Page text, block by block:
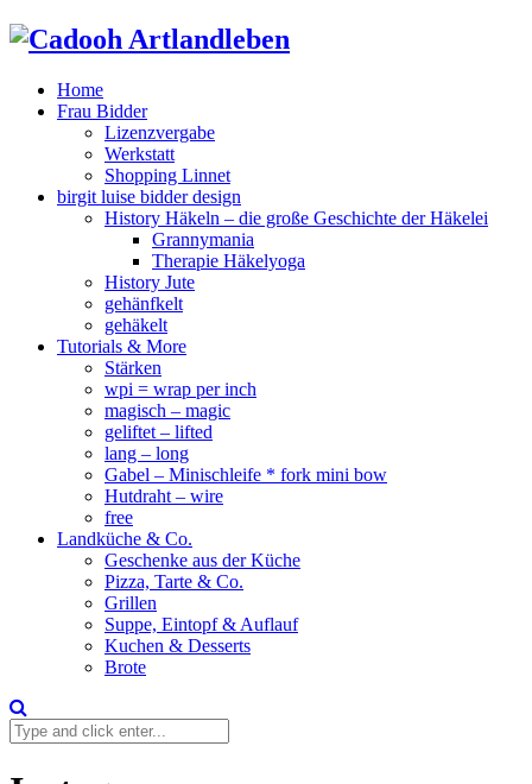
Home
Frau Bidder
Lizenzvergabe
Werkstatt
Shopping Linnet
birgit luise bidder design
History Häkeln – die große Geschichte der Häkelei
Grannymania
Therapie Häkelyoga
History Jute
gehänfkelt
gehäkelt
Tutorials & More
Stärken
wpi = wrap per inch
magisch – magic
geliftet – lifted
lang – long
Gabel – Minischleife * fork mini bow
Hutdraht – wire
free
Landküche & Co.
Geschenke aus der Küche
Pizza, Tarte & Co.
Grillen
Suppe, Eintopf & Auflauf
Kuchen & Desserts
Brote